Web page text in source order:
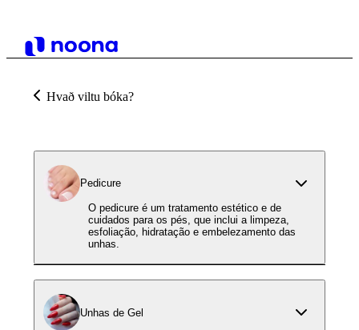
Hvað viltu bóka?
Pedicure
O pedicure é um tratamento estético e de
cuidados para os pés, que inclui a limpeza,
esfoliação, hidratação e embelezamento das
unhas.
Unhas de Gel